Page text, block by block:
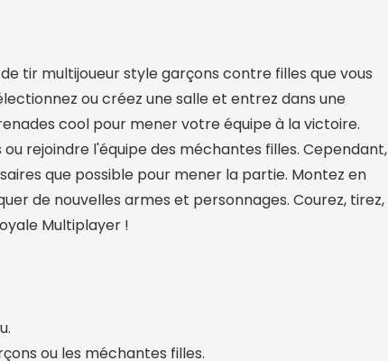
tir multijoueur style garçons contre filles que vous
ou créez une salle et entrez dans une
cool pour mener votre équipe à la victoire.
rejoindre l'équipe des méchantes filles. Cependant,
que possible pour mener la partie. Montez en
de nouvelles armes et personnages. Courez, tirez,
Multiplayer !
ou les méchantes filles.